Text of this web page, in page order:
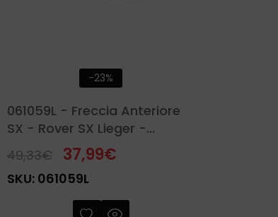
-23%
061059L - Freccia Anteriore
SX - Rover SX Lieger -
49,33€ 37,99€
SKU: 061059L